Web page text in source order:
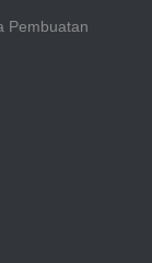
Pembuatan